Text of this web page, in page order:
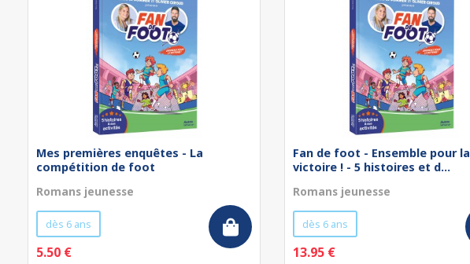
Mes premières enquêtes - La
compétition de foot
Romans jeunesse
dès 6 ans
5.50 €
Fan de foot - Ensemble pour la
victoire ! - 5 histoires et d...
Romans jeunesse
dès 6 ans
13.95 €